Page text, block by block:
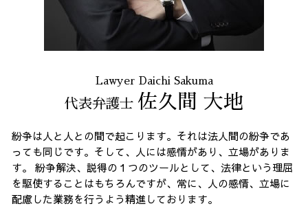
Lawyer Daichi Sakuma
代表弁護士 佐久間 大地
紛争は人と人との間で起こります。それは法人間の紛争であ
っても同じです。そして、人には感情があり、立場がありま
す。 紛争解決、説得の１つのツールとして、法律という理屈
を駆使することはもちろんですが、常に、人の感情、立場に
配慮した業務を行うよう精進しております。